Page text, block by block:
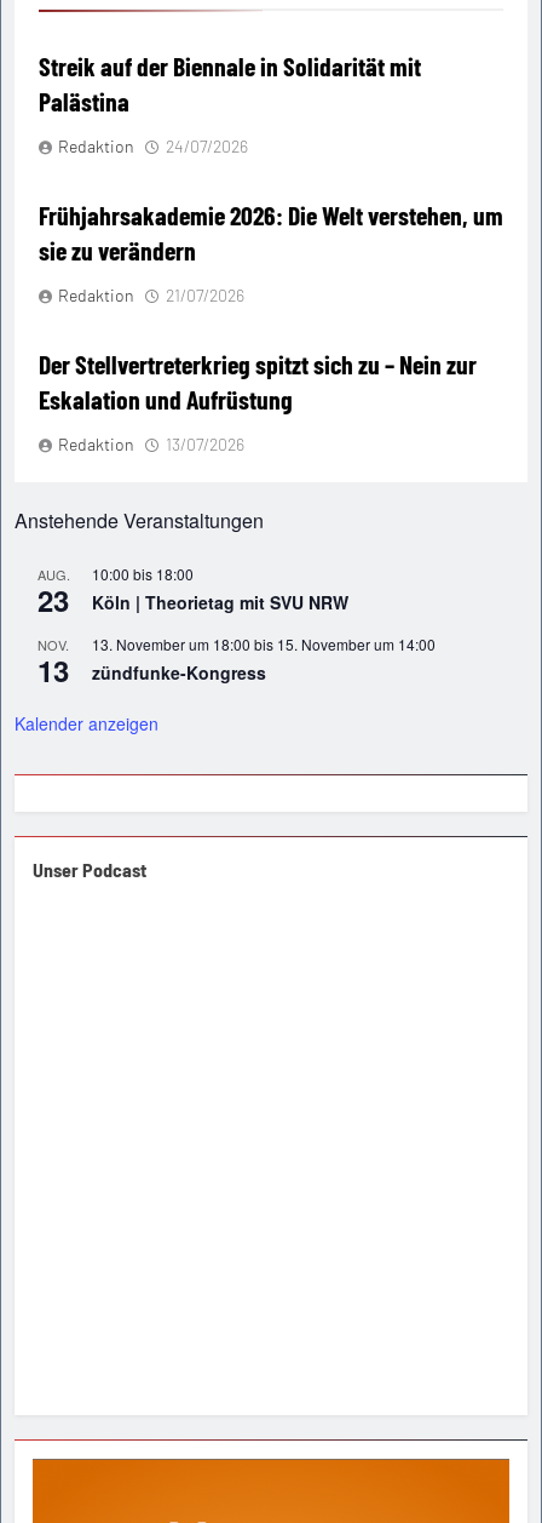
Streik auf der Biennale in Solidarität mit
Palästina
Redaktion 24/07/2026
Frühjahrsakademie 2026: Die Welt verstehen, um
sie zu verändern
Redaktion 21/07/2026
Der Stellvertreterkrieg spitzt sich zu – Nein zur
Eskalation und Aufrüstung
Redaktion 13/07/2026
Anstehende Veranstaltungen
AUG.
23
10:00 bis 18:00
Köln | Theorietag mit SVU NRW
NOV.
13
13. November um 18:00 bis 15. November um 14:00
zündfunke-Kongress
Kalender anzeigen
Unser Podcast